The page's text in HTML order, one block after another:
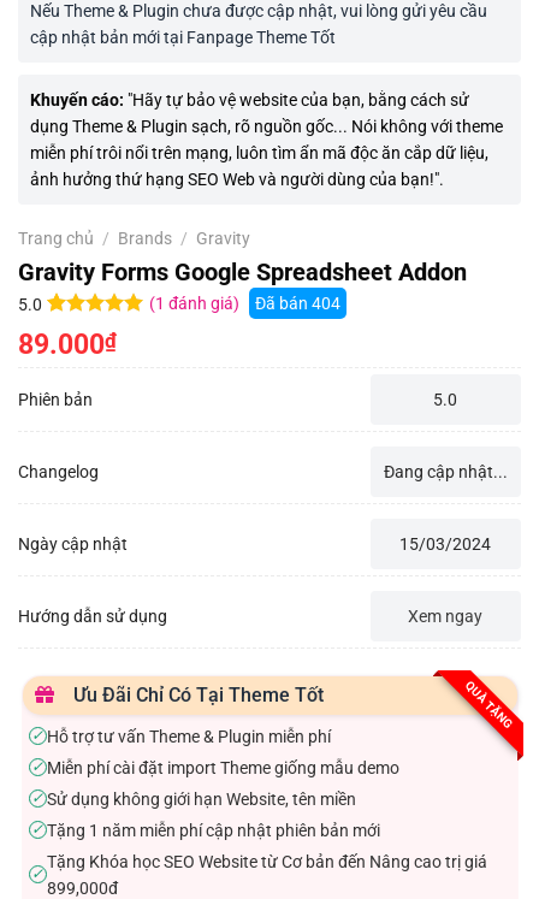
Nếu Theme & Plugin chưa được cập nhật, vui lòng gửi yêu cầu
cập nhật bản mới tại Fanpage Theme Tốt
Khuyến cáo: "Hãy tự bảo vệ website của bạn, bằng cách sử
dụng Theme & Plugin sạch, rõ nguồn gốc... Nói không với theme
miễn phí trôi nổi trên mạng, luôn tìm ẩn mã độc ăn cắp dữ liệu,
ảnh hưởng thứ hạng SEO Web và người dùng của bạn!".
Trang chủ / Brands / Gravity
Gravity Forms Google Spreadsheet Addon
5.0
5.0 trên 5
dựa trên
(1 đánh giá) Đã bán 404
89.000₫
Phiên bản 5.0
Changelog Đang cập nhật...
Ngày cập nhật 15/03/2024
Hướng dẫn sử dụng Xem ngay
QUÀ TẶNG
Ưu Đãi Chỉ Có Tại Theme Tốt
✓Hỗ trợ tư vấn Theme & Plugin miễn phí
✓Miễn phí cài đặt import Theme giống mẫu demo
✓Sử dụng không giới hạn Website, tên miền
✓Tặng 1 năm miễn phí cập nhật phiên bản mới
✓
Tặng Khóa học SEO Website từ Cơ bản đến Nâng cao trị giá
899,000đ